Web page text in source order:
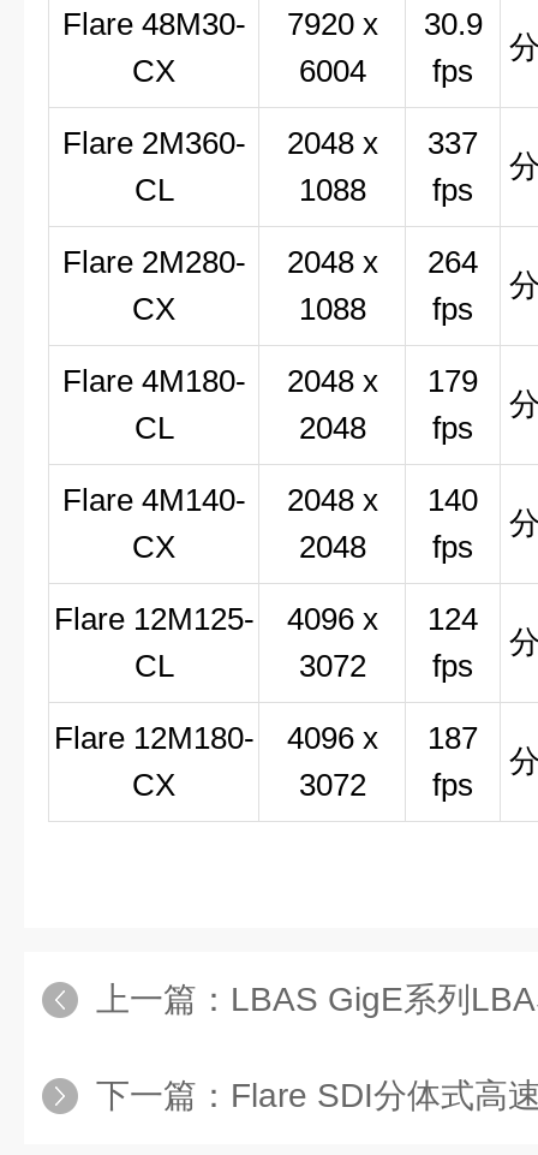
Flare 48M30-
CX
7920 x
6004
30.9
fps
Flare 2M360-
CL
2048 x
1088
337
fps
Flare 2M280-
CX
2048 x
1088
264
fps
Flare 4M180-
CL
2048 x
2048
179
fps
Flare 4M140-
CX
2048 x
2048
140
fps
Flare 12M125-
CL
4096 x
3072
124
fps
Flare 12M180-
CX
4096 x
3072
187
fps
上一篇： LBAS GigE系列
下一篇： Flare SDI分体式高